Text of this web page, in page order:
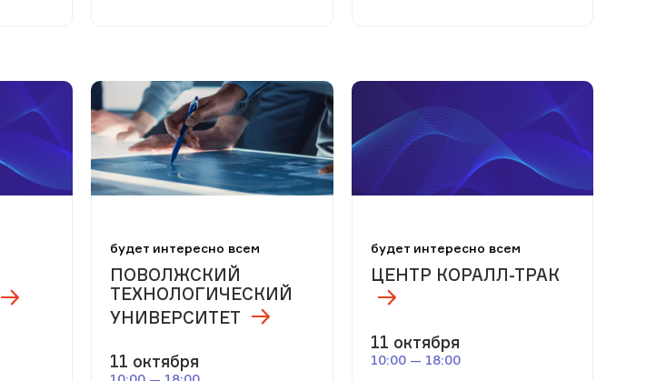
будет интересно всем
ПОВОЛЖСКИЙ
ТЕХНОЛОГИЧЕСКИЙ
УНИВЕРСИТЕТ
11 октября
будет интересно всем
ЦЕНТР КОРАЛЛ-ТРАК
11 октября
10:00 — 18:00